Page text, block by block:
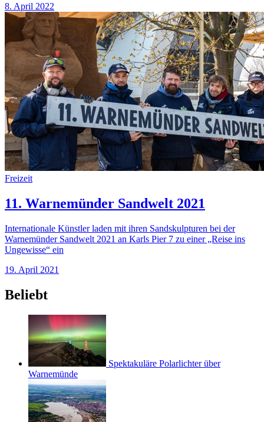
8. April 2022
Freizeit
11. Warnemünder Sandwelt 2021
Internationale Künstler laden mit ihren Sandskulpturen bei der
Warnemünder Sandwelt 2021 an Karls Pier 7 zu einer „Reise ins
Ungewisse“ ein
19. April 2021
Beliebt
Spektakuläre Polarlichter über
Warnemünde